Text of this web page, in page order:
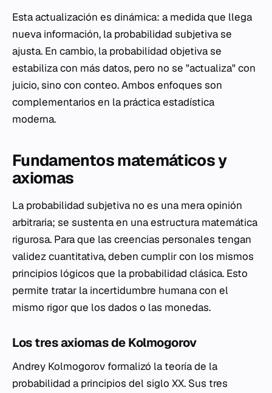
Esta actualización es dinámica: a medida que llega
nueva información, la probabilidad subjetiva se
ajusta. En cambio, la probabilidad objetiva se
estabiliza con más datos, pero no se "actualiza" con
juicio, sino con conteo. Ambos enfoques son
complementarios en la práctica estadística
moderna.
Fundamentos matemáticos y
axiomas
La probabilidad subjetiva no es una mera opinión
arbitraria; se sustenta en una estructura matemática
rigurosa. Para que las creencias personales tengan
validez cuantitativa, deben cumplir con los mismos
principios lógicos que la probabilidad clásica. Esto
permite tratar la incertidumbre humana con el
mismo rigor que los dados o las monedas.
Los tres axiomas de Kolmogorov
Andrey Kolmogorov formalizó la teoría de la
probabilidad a principios del siglo XX. Sus tres